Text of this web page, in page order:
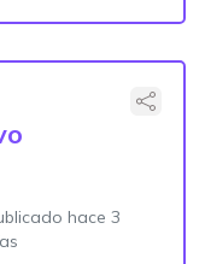
hace 3